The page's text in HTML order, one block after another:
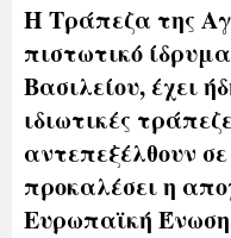
Η Τράπεζα της
πιστωτικό
Βασιλείου, έχει
ιδιωτικές
αντεπεξέλθουν
προκαλέσει η
Ευρωπαϊκή